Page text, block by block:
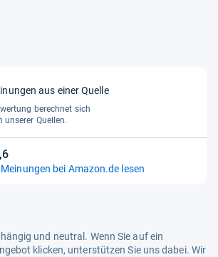
aus einer Quelle
berechnet sich
unserer Quellen.
bei Amazon.de lesen
und neutral. Wenn Sie auf ein
klicken, unterstützen Sie uns dabei. Wir